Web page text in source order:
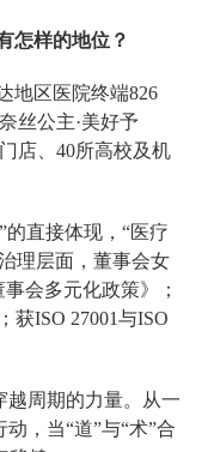
怎样的地位？
地区医院终端826
丝公主·美好予
店、40所高校及机
的直接体现，“医疗
理层面，董事会女
会多元化政策》；
获ISO 27001与ISO
越周期的力量。从一
，当“道”与“术”合